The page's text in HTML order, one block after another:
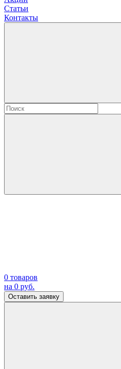
Статьи
Контакты
0 товаров
на 0 руб.
Оставить заявку